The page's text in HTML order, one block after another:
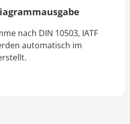
nach DIN 10503, IATF
automatisch im